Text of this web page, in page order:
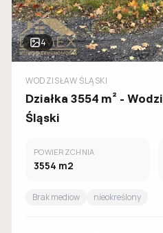
4
WODZISŁAW ŚLĄSKI
Działka 3554 m² -
Śląski
POWIERZCHNIA
3554 m2
Brak mediow nieokreślony